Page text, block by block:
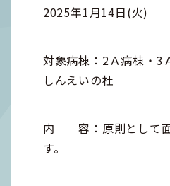
2025年1月14日(火)
対象病棟：2Ａ病棟・3
しんえいの杜
内 容：原則として面
す。